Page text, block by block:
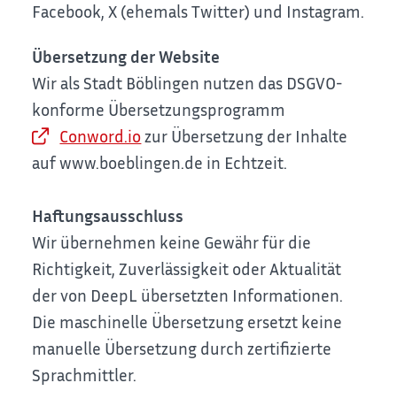
Facebook, X (ehemals Twitter) und Instagram.
Übersetzung der Website
Wir als Stadt Böblingen nutzen das DSGVO-
konforme Übersetzungsprogramm
Conword.iozur Übersetzung der Inhalte
auf www.boeblingen.de in Echtzeit.
Haftungsausschluss
Wir übernehmen keine Gewähr für die
Richtigkeit, Zuverlässigkeit oder Aktualität
der von DeepL übersetzten Informationen.
Die maschinelle Übersetzung ersetzt keine
manuelle Übersetzung durch zertifizierte
Sprachmittler.